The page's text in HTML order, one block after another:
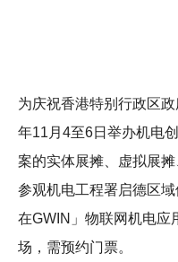
为庆祝香港特别行政区
年11月4至6日举办机电
案的实体展摊、虚拟展
参观机电工程署启德区
在GWIN」物联网机电应
场，需预约门票。